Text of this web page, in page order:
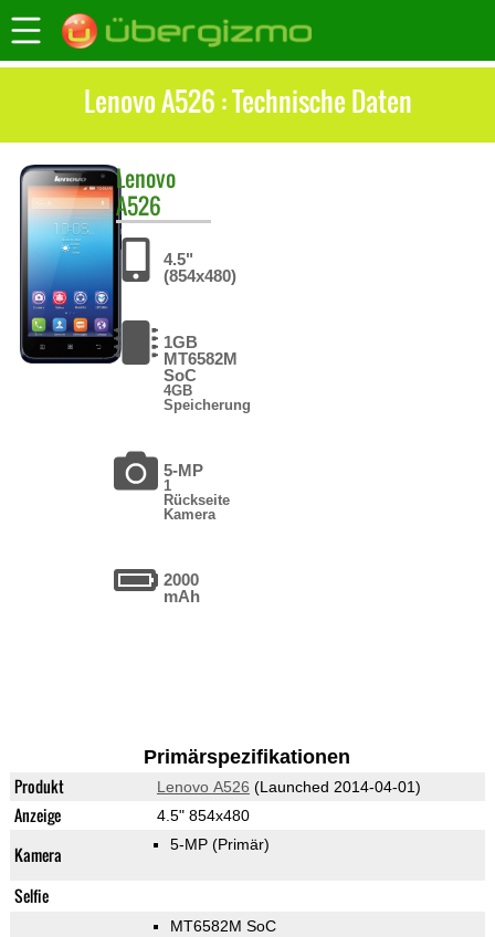
Lenovo A526 : Technische Daten
Lenovo
A526
4.5"
(854x480)
1GB
MT6582M
SoC
4GB
Speicherung
5-MP
1
Rückseite
Kamera
2000
mAh
Primärspezifikationen
Produkt Lenovo A526 (Launched 2014-04-01)
Anzeige 4.5" 854x480
Kamera 5-MP (Primär)
Selfie
MT6582M SoC